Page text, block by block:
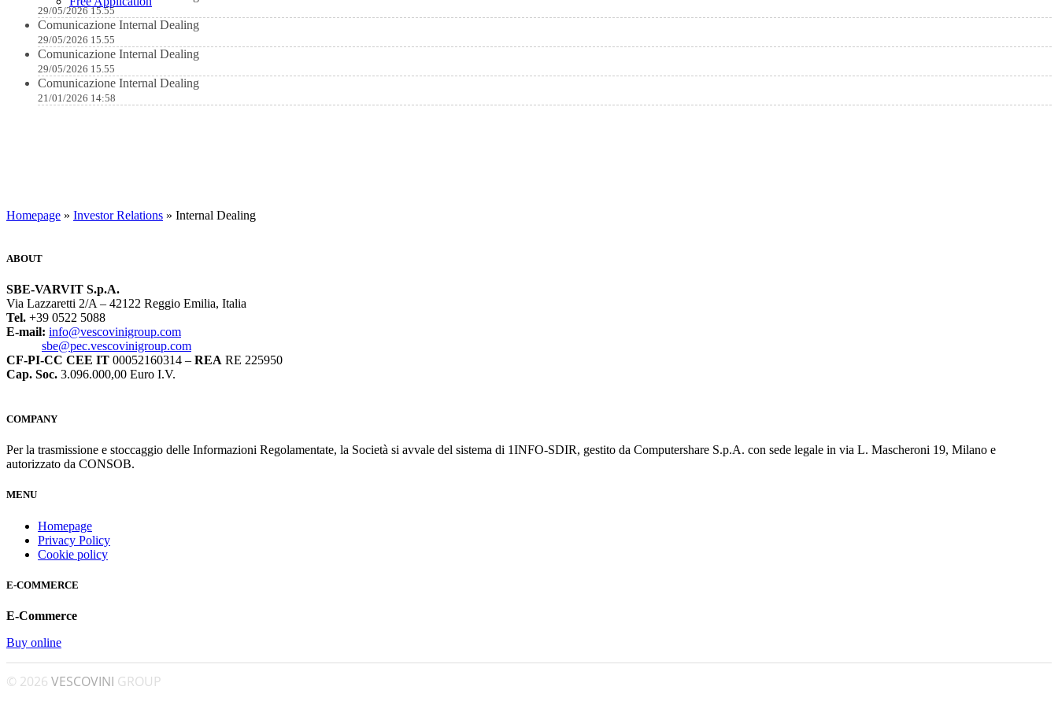
29/05/2026 15.55
Comunicazione Internal Dealing
29/05/2026 15.55
Comunicazione Internal Dealing
29/05/2026 15.55
Comunicazione Internal Dealing
21/01/2026 14:58
Homepage » Investor Relations » Internal Dealing
ABOUT
SBE-VARVIT S.p.A.
Via Lazzaretti 2/A – 42122 Reggio Emilia, Italia
Tel. +39 0522 5088
E-mail: info@vescovinigroup.com
sbe@pec.vescovinigroup.com
CF-PI-CC CEE IT 00052160314 – REA RE 225950
Cap. Soc. 3.096.000,00 Euro I.V.
COMPANY
Per la trasmissione e stoccaggio delle Informazioni Regolamentate, la Società si avvale del sistema di 1INFO-SDIR, gestito da Computershare S.p.A. con sede legale in via L. Mascheroni 19, Milano e
autorizzato da CONSOB.
MENU
Homepage
Privacy Policy
Cookie policy
E-COMMERCE
E-Commerce
Buy online
© 2026 VESCOVINI GROUP